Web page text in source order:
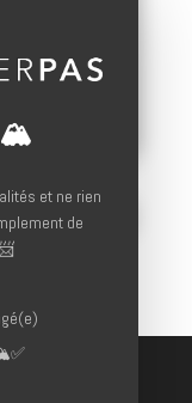
Suivre
🏔
et ne rien
de